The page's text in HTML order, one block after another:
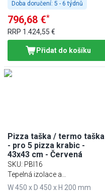
Doba doručení: 5 - 6 týdnů
796,68 €*
RRP 1.424,55 €
Přidat do košíku
Pizza taška / termo taška
- pro 5 pizza krabic -
43x43 cm - Červená
SKU: PBI16
Tepelná izolace a
vodoodpudivosť
W 450 x D 450 x H 200 mm